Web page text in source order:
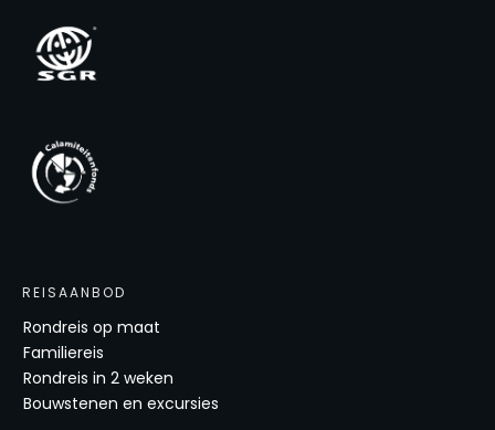
REISAANBOD
Rondreis op maat
Familiereis
Rondreis in 2 weken
Bouwstenen en excursies